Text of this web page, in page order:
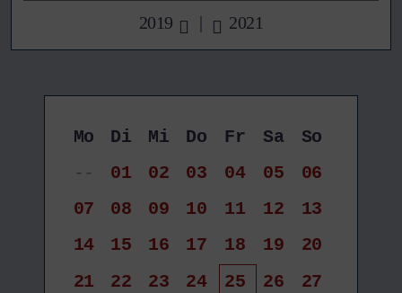
2019 | 2021
Mo Di Mi Do Fr Sa
So
--
01 02 03 04 05
06
07
08 09 10 11 12
13
14
15 16 17 18 19
20
21
22 23 24 25 26
27